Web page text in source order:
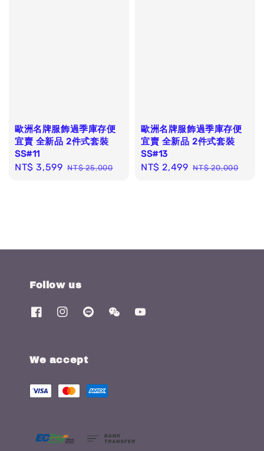
歐洲名牌服飾過季庫存便
宜賣 全新品 2件式套裝
SS#11
Sale
NT$ 3,599 Regular
NT$ 25,000
歐洲名牌服飾過季庫存便
宜賣 全新品 2件式套裝
SS#13
Sale
NT$ 2,499 Regular
NT$ 20,000
Follow us
We accept